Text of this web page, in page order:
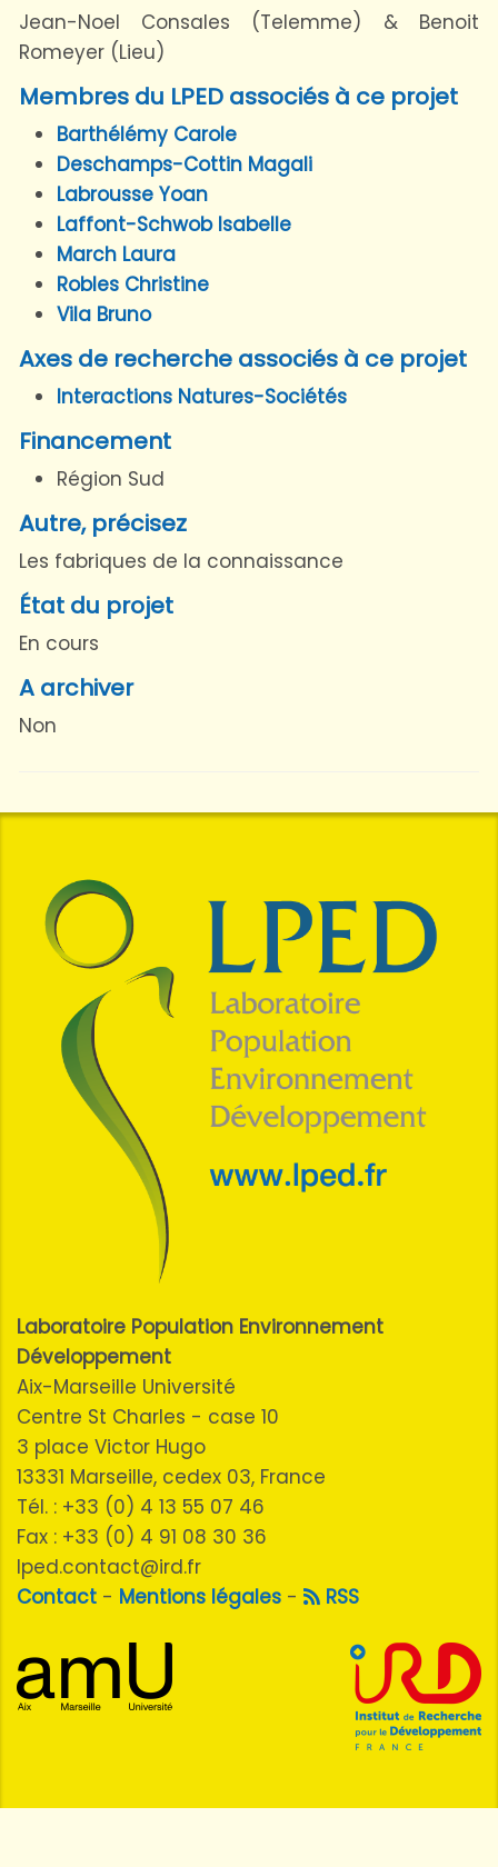
Jean-Noel Consales (Telemme) & Benoit
Romeyer (Lieu)
Membres du LPED associés à ce projet
Barthélémy Carole
Deschamps-Cottin Magali
Labrousse Yoan
Laffont-Schwob Isabelle
March Laura
Robles Christine
Vila Bruno
Axes de recherche associés à ce projet
Interactions Natures-Sociétés
Financement
Région Sud
Autre, précisez
Les fabriques de la connaissance
État du projet
En cours
A archiver
Non
Laboratoire Population Environnement
Développement
Aix-Marseille Université
Centre St Charles - case 10
3 place Victor Hugo
13331 Marseille, cedex 03, France
Tél. : +33 (0) 4 13 55 07 46
Fax : +33 (0) 4 91 08 30 36
lped.contact@ird.fr
Contact - Mentions légales - RSS